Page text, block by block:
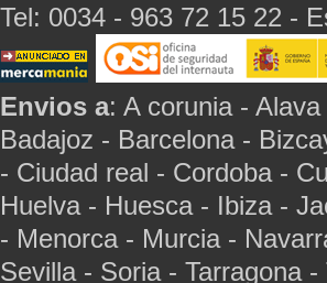
Tel: 0034 - 963 72 15 22 -
Envios a: A corunia -
Badajoz - Barcelona -
- Ciudad real - Cordoba -
Huelva - Huesca - Ibiza -
- Menorca - Murcia -
Sevilla - Soria - Tarragona